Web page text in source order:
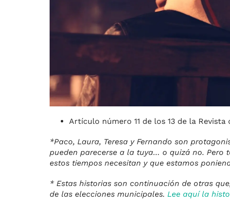
Artículo número 11 de los 13 de la
*Paco, Laura, Teresa y Fernando son
pueden parecerse a la tuya… o quizá no. Pero
estos tiempos necesitan y que estamos
* Estas historias son continuación de otras
de las elecciones municipales. Lee aquí la